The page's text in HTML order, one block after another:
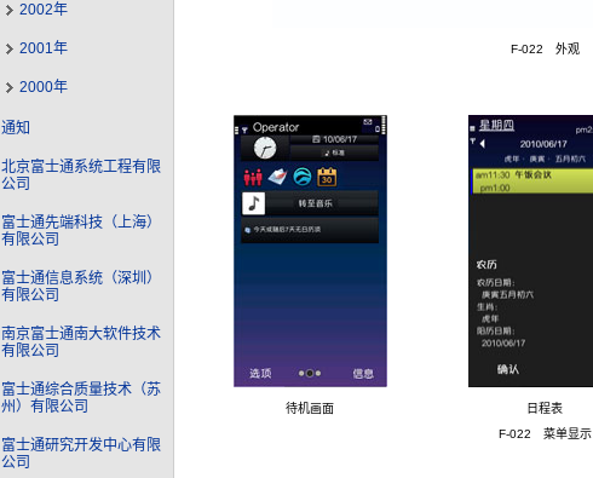
2002年
2001年
2000年
通知
北京富士通系统工程有限
公司
富士通先端科技（上海）
有限公司
富士通信息系统（深圳）
有限公司
南京富士通南大软件技术
有限公司
富士通综合质量技术（苏
州）有限公司
富士通研究开发中心有限
公司
F-022 外观
待机画面 日程表
F-022 菜单显示